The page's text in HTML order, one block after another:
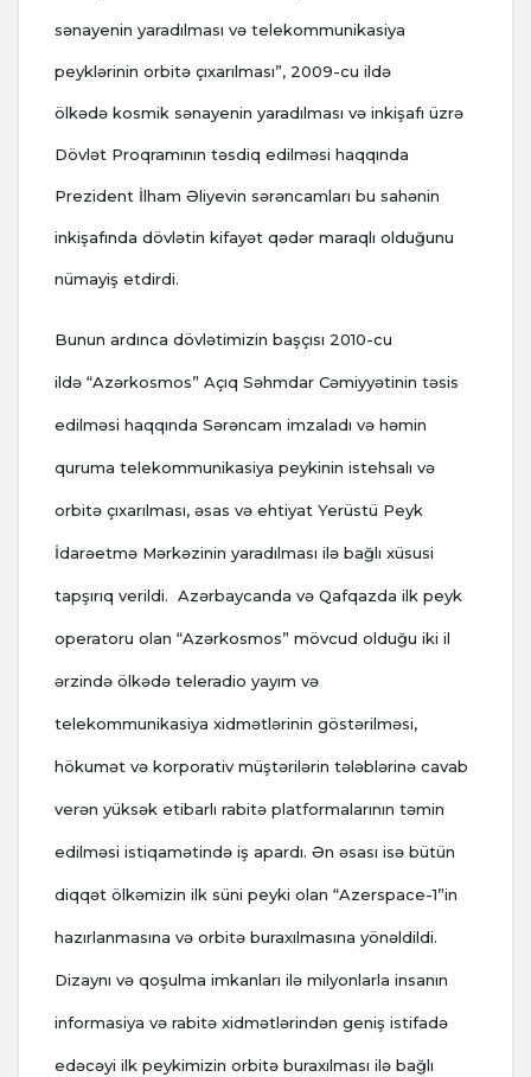
sənayenin yaradılması və telekommunikasiya
peyklərinin orbitə çıxarılması”, 2009-cu ildə
ölkədə kosmik sənayenin yaradılması və inkişafı üzrə
Dövlət Proqramının təsdiq edilməsi haqqında
Prezident İlham Əliyevin sərəncamları bu sahənin
inkişafında dövlətin kifayət qədər maraqlı olduğunu
nümayiş etdirdi.
Bunun ardınca dövlətimizin başçısı 2010-cu
ildə “Azərkosmos” Açıq Səhmdar Cəmiyyətinin təsis
edilməsi haqqında Sərəncam imzaladı və həmin
quruma telekommunikasiya peykinin istehsalı və
orbitə çıxarılması, əsas və ehtiyat Yerüstü Peyk
İdarəetmə Mərkəzinin yaradılması ilə bağlı xüsusi
tapşırıq verildi. Azərbaycanda və Qafqazda ilk peyk
operatoru olan “Azərkosmos” mövcud olduğu iki il
ərzində ölkədə teleradio yayım və
telekommunikasiya xidmətlərinin göstərilməsi,
hökumət və korporativ müştərilərin tələblərinə cavab
verən yüksək etibarlı rabitə platformalarının təmin
edilməsi istiqamətində iş apardı. Ən əsası isə bütün
diqqət ölkəmizin ilk süni peyki olan “Azerspace-1”in
hazırlanmasına və orbitə buraxılmasına yönəldildi.
Dizaynı və qoşulma imkanları ilə milyonlarla insanın
informasiya və rabitə xidmətlərindən geniş istifadə
edəcəyi ilk peykimizin orbitə buraxılması ilə bağlı